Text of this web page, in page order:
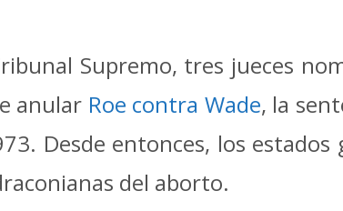
Supremo, tres jueces
anular Roe contra Wade, la
Desde entonces, los estados
del aborto.